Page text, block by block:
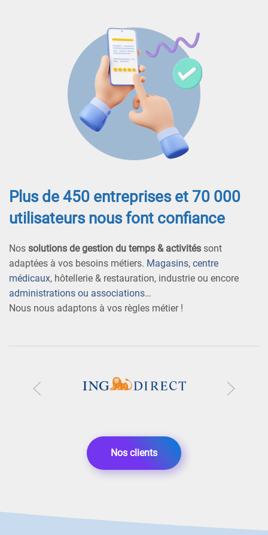
Plus de 450 entreprises et 70 000
utilisateurs nous font confiance
Nos solutions de gestion du temps & activités sont
adaptées à vos besoins métiers. Magasins, centre
médicaux, hôtellerie & restauration, industrie ou encore
administrations ou associations…
Nous nous adaptons à vos règles métier !
Nos clients